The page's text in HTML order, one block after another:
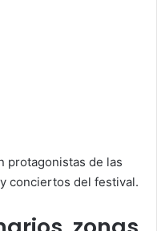
protagonistas de las
conciertos del festival.